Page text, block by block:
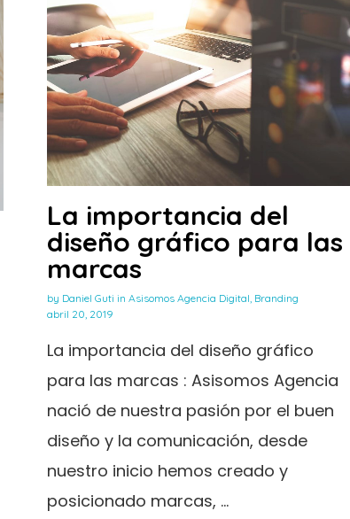
La importancia del
diseño gráfico para las
marcas
by Daniel Guti in Asisomos Agencia Digital, Branding
abril 20, 2019
La importancia del diseño gráfico
para las marcas : Asisomos Agencia
nació de nuestra pasión por el buen
diseño y la comunicación, desde
nuestro inicio hemos creado y
posicionado marcas, ...